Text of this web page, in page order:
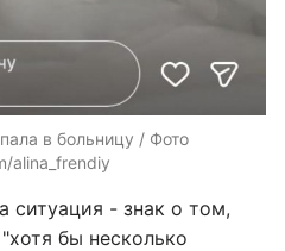
в больницу / Фото
alina_frendiy
ситуация - знак о том,
бы несколько